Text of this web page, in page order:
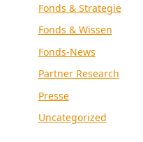
Fonds & Strategie
Fonds & Wissen
Fonds-News
Partner Research
Presse
Uncategorized